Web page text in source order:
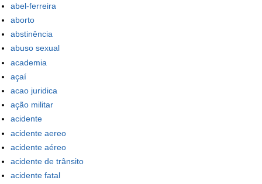
abel-ferreira
aborto
abstinência
abuso sexual
academia
açaí
acao juridica
ação militar
acidente
acidente aereo
acidente aéreo
acidente de trânsito
acidente fatal